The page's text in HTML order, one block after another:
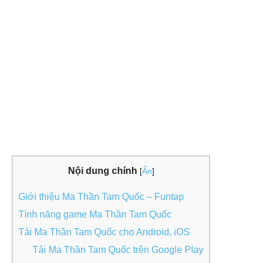
Nội dung chính [Ẩn]
Giới thiệu Ma Thần Tam Quốc – Funtap
Tính năng game Ma Thần Tam Quốc
Tải Ma Thần Tam Quốc cho Android, iOS
Tải Ma Thần Tam Quốc trên Google Play